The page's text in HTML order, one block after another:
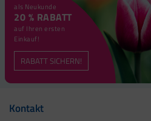
als Neukunde
20 % RABATT
auf Ihren ersten
Einkauf!
RABATT SICHERN!
Kontakt